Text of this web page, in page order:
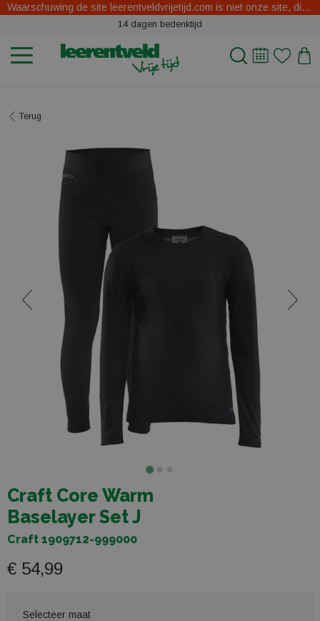
Waarschuwing de site leerentveldvrijetijd.com is niet onze site, dit zijn oplichters.
14 dagen bedenktijd
Terug
Craft Core Warm
Baselayer Set J
Craft 1909712-999000
€ 54,99
Selecteer maat